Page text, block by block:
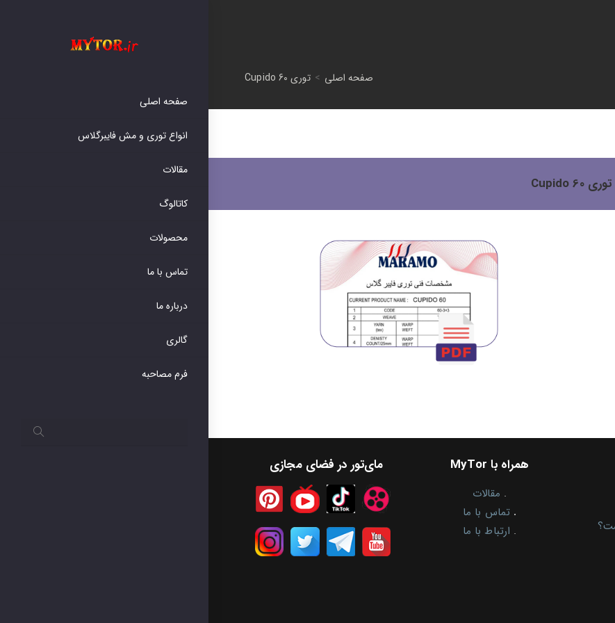
صفحه اصلی
انواع توری و مش فایبرگلاس
مقالات
کاتالوگ
محصولات
تماس با ما
درباره ما
گالری
فرم مصاحبه
صفحه اصلی > توری Cupido 60
توری Cupido 60
همراه با MyTor
. مقالات
.تماس با ما
. ارتباط با ما
مای‌تور در فضای مجازی